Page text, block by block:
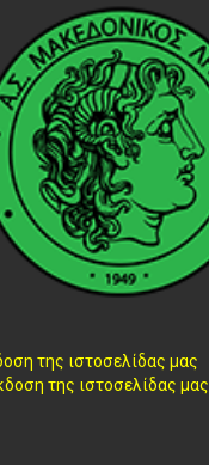
της ιστοσελίδας μας
της ιστοσελίδας μας